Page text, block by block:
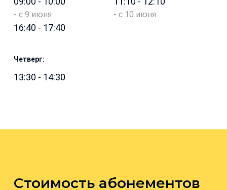
- с 9 июня
16:40 - 17:40
- с 10 июня
Четверг:
13:30 - 14:30
Стоимость абонементов